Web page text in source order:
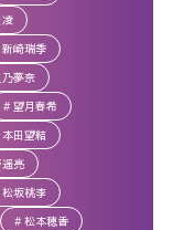
凌
新崎瑞季
夢奈
望月春希
本田望結
亮
松坂桃李
松本穂香